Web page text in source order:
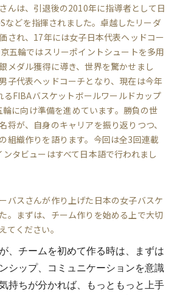
んは、引退後の2010年に指導者として日
などを指揮されました。卓越したリーダ
され、17年には女子日本代表ヘッドコー
五輪ではスリーポイントシュートを多用
メダル獲得に導き、世界を驚かせまし
子代表ヘッドコーチとなり、現在は今年
FIBAバスケットボールワールドカップ
に向け準備を進めています。勝負の世
将が、自身のキャリアを振り返りつつ、
組織作りを語ります。今回は全3回連載
タビューはすべて日本語で行われまし
バスさんが作り上げた日本の女子バスケ
。まずは、チーム作りを始める上で大切
てください。
、チームを初めて作る時は、まずは
シップ、コミュニケーションを意識
持ちが分かれば、もっともっと上手